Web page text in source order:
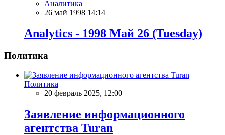
Аналитика
26 май 1998 14:14
Analytics - 1998 Май 26 (Tuesday)
Политика
Политика
20 февраль 2025, 12:00
Заявление информационного
агентства Turan